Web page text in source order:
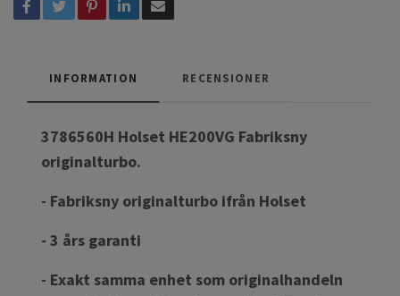
INFORMATION RECENSIONER
3786560H Holset HE200VG Fabriksny
originalturbo.
- Fabriksny originalturbo ifrån Holset
- 3 års garanti
- Exakt samma enhet som originalhandeln